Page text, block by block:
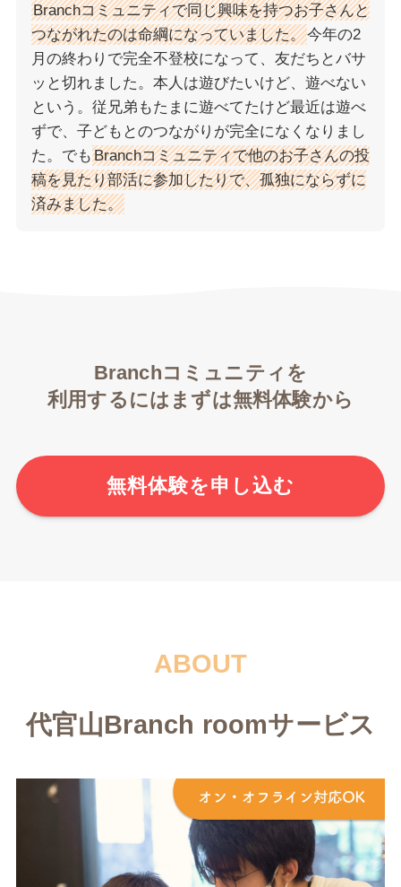
Branchコミュニティで同じ興味を持つお子さんと
つながれたのは命綱になっていました。今年の2
月の終わりで完全不登校になって、友だちとバサ
ッと切れました。本人は遊びたいけど、遊べない
という。従兄弟もたまに遊べてたけど最近は遊べ
ずで、子どもとのつながりが完全になくなりまし
た。でも Branchコミュニティで他のお子さんの投
稿を見たり部活に参加したりで、孤独にならずに
済みました。
Branchコミュニティを
利用するにはまずは無料体験から
無料体験を申し込む
ABOUT
代官山Branch roomサービス